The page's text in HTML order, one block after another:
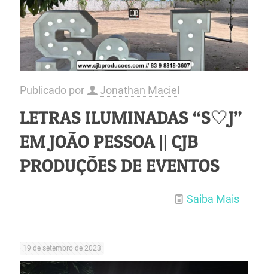
Publicado por Jonathan Maciel
LETRAS ILUMINADAS “S🤍J”
EM JOÃO PESSOA || CJB
PRODUÇÕES DE EVENTOS
Saiba Mais
19 de setembro de 2023